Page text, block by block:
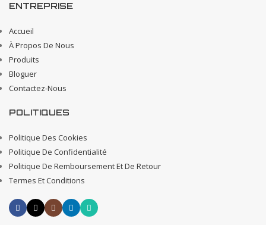
ENTREPRISE
Accueil
À Propos De Nous
Produits
Bloguer
Contactez-Nous
POLITIQUES
Politique Des Cookies
Politique De Confidentialité
Politique De Remboursement Et De Retour
Termes Et Conditions